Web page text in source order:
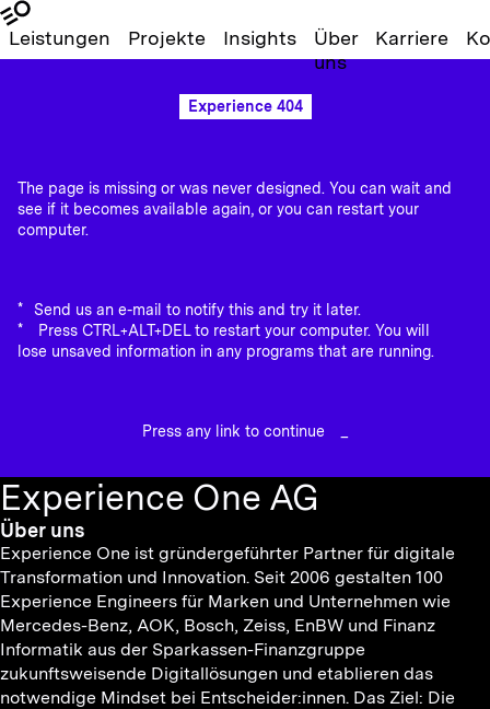
Leistungen Projekte Insights
Über
uns
Karriere
Experience 404
The page is missing or was never designed. You can wait and
see if it becomes available again, or you can restart your
computer.
Send us an e-mail to notify this and try it later.
Press CTRL+ALT+DEL to restart your computer. You will
lose unsaved information in any programs that are running.
Press any link to continue
Experience One AG
Über uns
Experience One ist gründergeführter Partner für digitale
Transformation und Innovation. Seit 2006 gestalten 100
Experience Engineers für Marken und Unternehmen wie
Mercedes-Benz, AOK, Bosch, Zeiss, EnBW und Finanz
Informatik aus der Sparkassen-Finanzgruppe
zukunftsweisende Digitallösungen und etablieren das
notwendige Mindset bei Entscheider:innen. Das Ziel: Die